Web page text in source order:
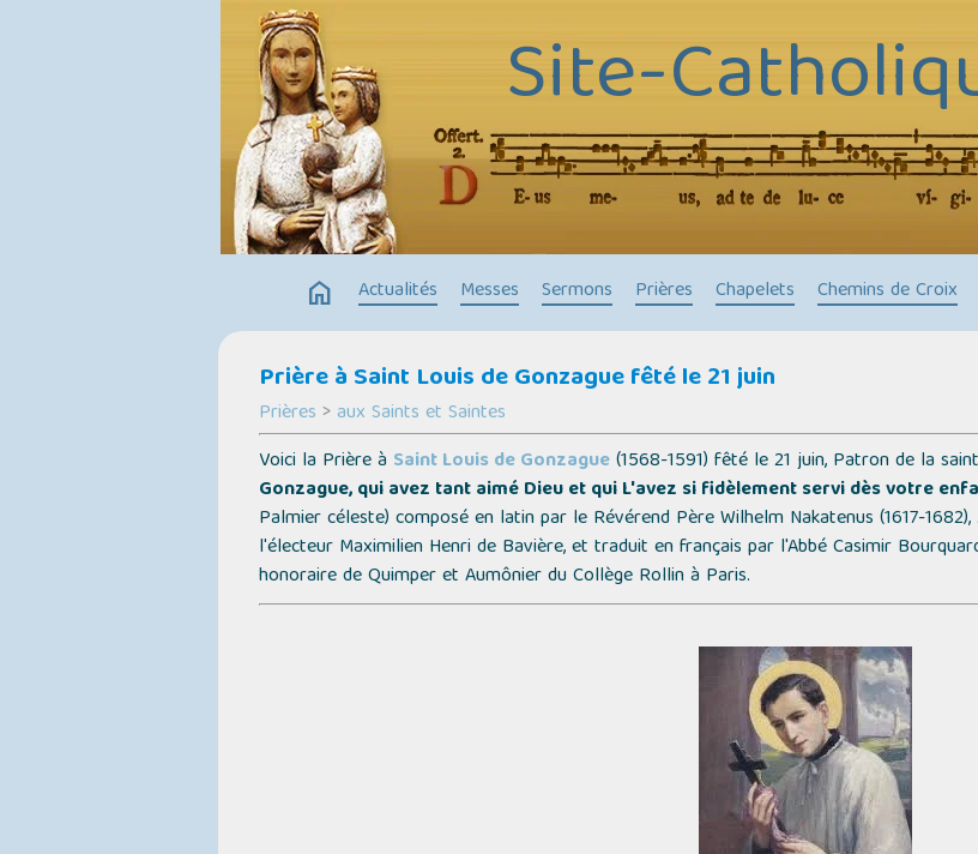
Site-
home Actualités Messes Sermons Prières Chapelets Chemins de Croix
Prière à Saint Louis de Gonzague fêté le 21 juin
Prières > aux Saints et Saintes
Voici la Prière à Saint Louis de Gonzague(1568-1591) fêté le 21 juin, Patron de la
Gonzague, qui avez tant aimé Dieu et qui L'avez si fidèlement servi dès votre
Palmier céleste) composé en latin par le Révérend Père Wilhelm Nakatenus (1617-
l'électeur Maximilien Henri de Bavière, et traduit en français par l'Abbé Casimir
honoraire de Quimper et Aumônier du Collège Rollin à Paris.